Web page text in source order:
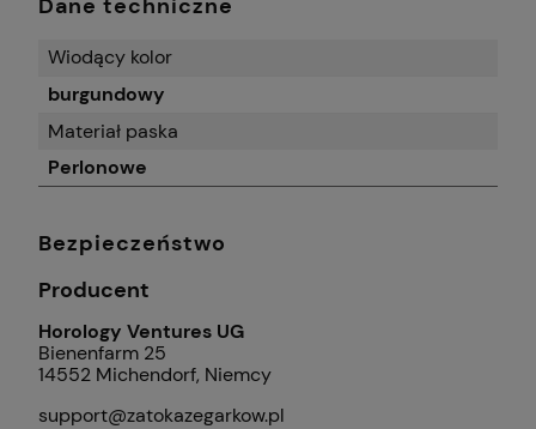
Dane techniczne
Wiodący kolor
burgundowy
Materiał paska
Perlonowe
Bezpieczeństwo
Producent
Horology Ventures UG
Bienenfarm 25
14552 Michendorf, Niemcy
support@zatokazegarkow.pl